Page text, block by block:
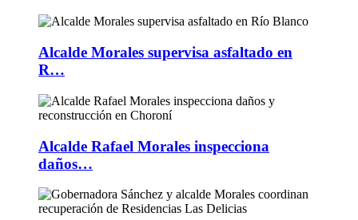
Alcalde Morales supervisa asfaltado en
R…
Alcalde Rafael Morales inspecciona
daños…